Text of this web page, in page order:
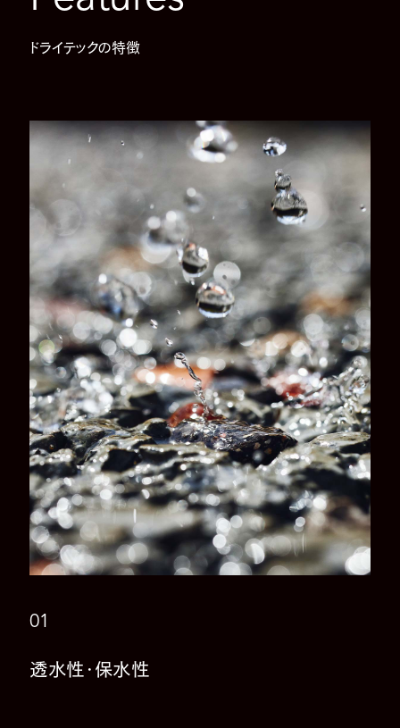
ドライテックの特徴
01
透水性・保水性